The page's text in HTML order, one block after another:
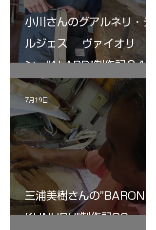
小川さんのグアルネリ・デ
ルジェス ヴァイオリ
ン ”ALARD"制作記３4
三浦美樹さんの”BARON・
KUNUPU"制作記30
7月19日